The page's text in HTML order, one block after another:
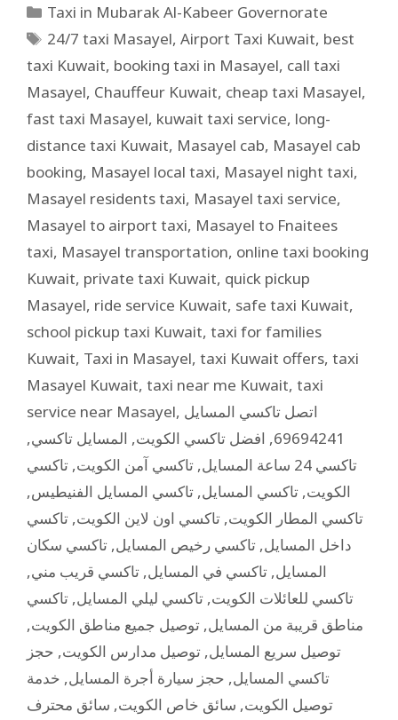
Taxi in Mubarak Al-Kabeer Governorate
24/7 taxi Masayel,Airport Taxi Kuwait, best
taxi Kuwait, booking taxi in Masayel, call taxi
Masayel, Chauffeur Kuwait, cheap taxi Masayel,
fast taxi Masayel, kuwait taxi service, long-
distance taxi Kuwait, Masayel cab, Masayel cab
booking, Masayel local taxi, Masayel night taxi,
Masayel residents taxi, Masayel taxi service,
Masayel to airport taxi, Masayel to Fnaitees
taxi, Masayel transportation, online taxi booking
Kuwait, private taxi Kuwait, quick pickup
Masayel, ride service Kuwait, safe taxi Kuwait,
school pickup taxi Kuwait, taxi for families
Kuwait, Taxi in Masayel, taxi Kuwait offers, taxi
Masayel Kuwait, taxi near me Kuwait, taxi
service near Masayel, اتصل تاكسي المسايل
69694241
, افضل تاكسي الكويت, المسايل تاكسي,
تاكسي 24 ساعة المسايل
, تاكسي آمن الكويت, تاكسي
الكويت, تاكسي المسايل, تاكسي المسايل الفنيطيس,
تاكسي المطار الكويت, تاكسي اون لاين الكويت, تاكسي
داخل المسايل, تاكسي رخيص المسايل, تاكسي سكان
المسايل, تاكسي في المسايل, تاكسي قريب مني,
تاكسي للعائلات الكويت, تاكسي ليلي المسايل, تاكسي
مناطق قريبة من المسايل, توصيل جميع مناطق الكويت,
توصيل سريع المسايل, توصيل مدارس الكويت, حجز
تاكسي المسايل, حجز سيارة أجرة المسايل, خدمة
توصيل الكويت, سائق خاص الكويت, سائق محترف